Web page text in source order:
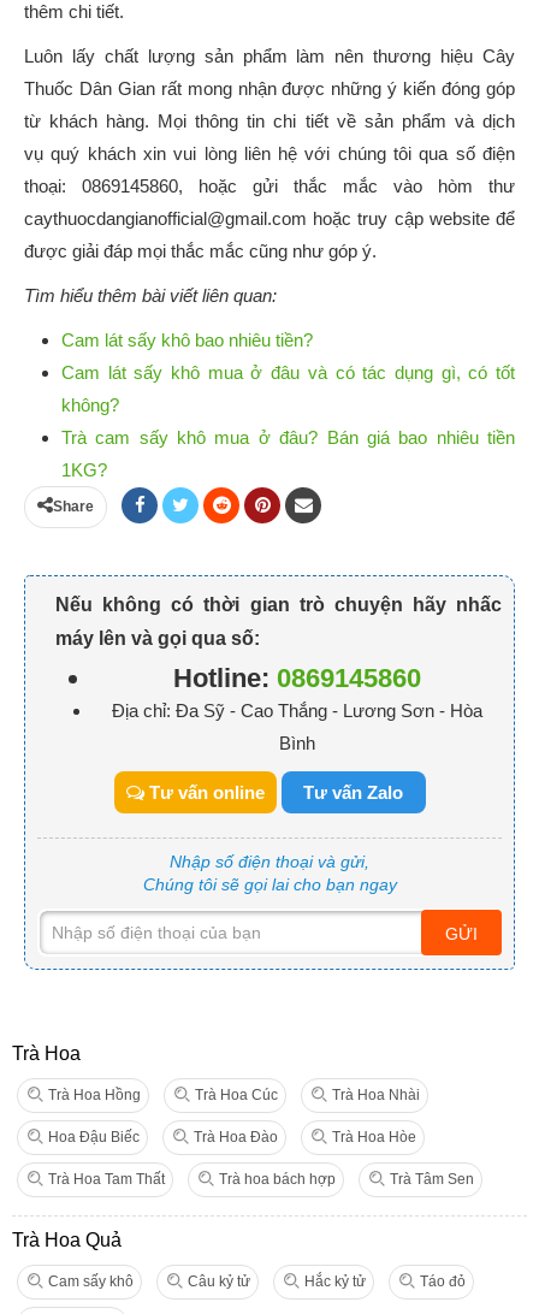
thêm chi tiết.
Luôn lấy chất lượng sản phẩm làm nên thương hiệu Cây
Thuốc Dân Gian rất mong nhận được những ý kiến đóng góp
từ khách hàng. Mọi thông tin chi tiết về sản phẩm và dịch
vụ quý khách xin vui lòng liên hệ với chúng tôi qua số điện
thoại: 0869145860, hoặc gửi thắc mắc vào hòm thư
caythuocdangianofficial@gmail.com hoặc truy cập website để
được giải đáp mọi thắc mắc cũng như góp ý.
Tìm hiểu thêm bài viết liên quan:
Cam lát sấy khô bao nhiêu tiền?
Cam lát sấy khô mua ở đâu và có tác dụng gì, có tốt
không?
Trà cam sấy khô mua ở đâu? Bán giá bao nhiêu tiền
1KG?
Share
Nếu không có thời gian trò chuyện hãy nhấc
máy lên và gọi qua số:
Hotline: 0869145860
Địa chỉ: Đa Sỹ - Cao Thắng - Lương Sơn - Hòa
Bình
Tư vấn online Tư vấn Zalo
Nhập số điện thoại và gửi,
Chúng tôi sẽ gọi lai cho bạn ngay
GỬI
Trà Hoa
Trà Hoa Hồng Trà Hoa Cúc Trà Hoa Nhài
Hoa Đậu Biếc Trà Hoa Đào Trà Hoa Hòe
Trà Hoa Tam Thất Trà hoa bách hợp Trà Tâm Sen
Trà Hoa Quả
Cam sấy khô Câu kỷ tử Hắc kỷ tử Táo đỏ